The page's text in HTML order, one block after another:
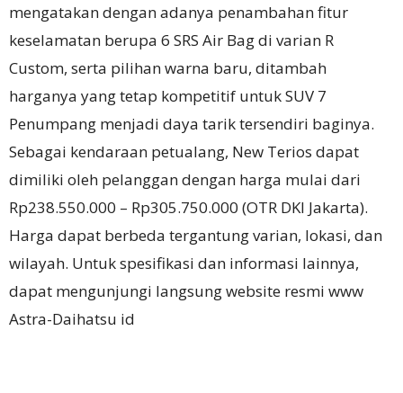
mengatakan dengan adanya penambahan fitur
keselamatan berupa 6 SRS Air Bag di varian R
Custom, serta pilihan warna baru, ditambah
harganya yang tetap kompetitif untuk SUV 7
Penumpang menjadi daya tarik tersendiri baginya.
Sebagai kendaraan petualang, New Terios dapat
dimiliki oleh pelanggan dengan harga mulai dari
Rp238.550.000 – Rp305.750.000 (OTR DKI Jakarta).
Harga dapat berbeda tergantung varian, lokasi, dan
wilayah. Untuk spesifikasi dan informasi lainnya,
dapat mengunjungi langsung website resmi www
Astra-Daihatsu id